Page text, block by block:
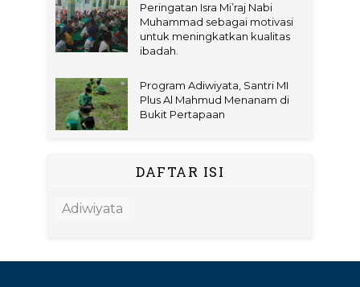
Peringatan Isra Mi’raj Nabi
Muhammad sebagai motivasi
untuk meningkatkan kualitas
ibadah.
Program Adiwiyata, Santri MI
Plus Al Mahmud Menanam di
Bukit Pertapaan
DAFTAR ISI
Adiwiyata